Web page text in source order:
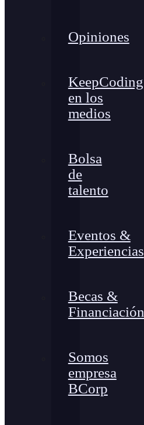
Opiniones
KeepCoding
en los
medios
Bolsa
de
talento
Eventos &
Experiencias
Becas &
Financiación
Somos
empresa
BCorp